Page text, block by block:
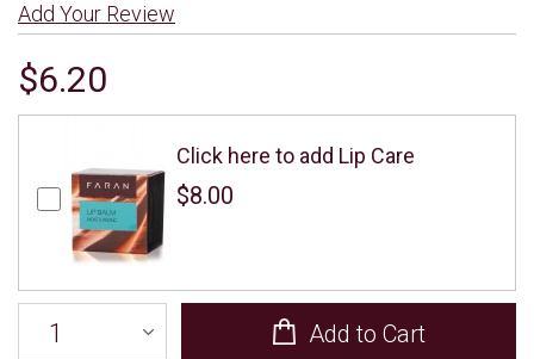
Add Your Review
$6.20
Click here to add Lip Care
$8.00
Add to Cart